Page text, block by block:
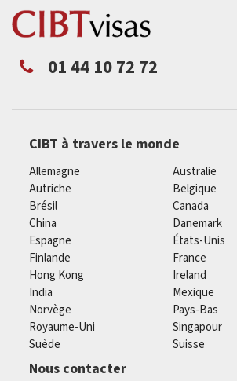
01 44 10 72 72
CIBT à travers le monde
Allemagne
Australie
Autriche
Belgique
Brésil
Canada
China
Danemark
Espagne
États-Unis
Finlande
France
Hong Kong
Ireland
India
Mexique
Norvège
Pays-Bas
Royaume-Uni
Singapour
Suède
Suisse
Nous contacter